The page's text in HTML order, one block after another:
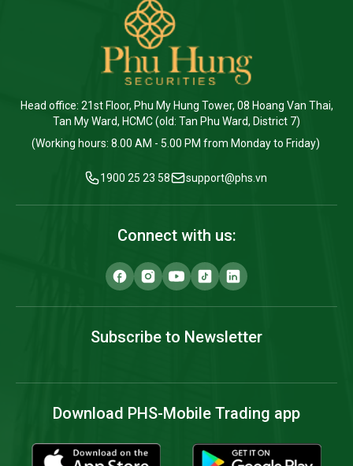
Head office: 21st Floor, Phu My Hung Tower, 08 Hoang Van Thai,
Tan My Ward, HCMC (old: Tan Phu Ward, District 7)
(Working hours: 8.00 AM - 5.00 PM from Monday to Friday)
1900 25 23 58 support@phs.vn
Connect with us:
Subscribe to Newsletter
Download PHS-Mobile Trading app